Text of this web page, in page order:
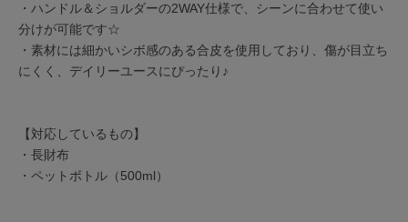
・ハンドル＆ショルダーの2WAY仕様で、シーンに合わせて使い
分けが可能です☆
・素材には細かいシボ感のある合皮を使用しており、傷が目立ち
にくく、デイリーユースにぴったり♪
【対応しているもの】
・長財布
・ペットボトル（500ml）